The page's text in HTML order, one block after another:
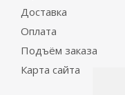
Доставка
Оплата
Подъём заказа
Карта сайта